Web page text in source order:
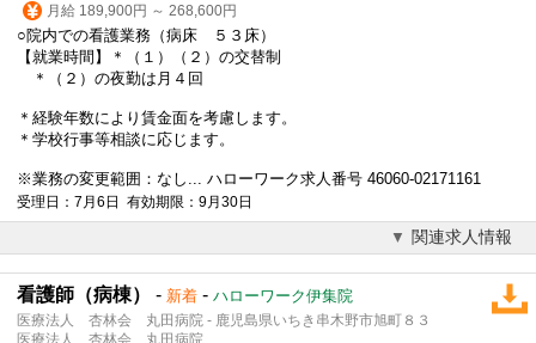
月給 189,900円 ～ 268,600円
○院内での看護業務（病床 ５３床）
【就業時間】＊（１）（２）の交替制
＊（２）の夜勤は月４回
＊経験年数により賃金面を考慮します。
＊学校行事等相談に応じます。
※業務の変更範囲：なし... ハローワーク求人番号 46060-02171161
受理日：7月6日 有効期限：9月30日
関連求人情報
看護師（病棟） - 新着 - ハローワーク伊集院
医療法人 杏林会 丸田病院 - 鹿児島県いちき串木野市旭町８３
医療法人 杏林会 丸田病院